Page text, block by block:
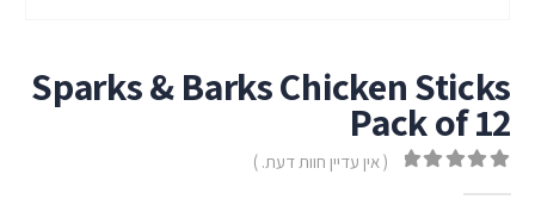
Sparks & Barks Chicken Sticks
Pack of 12
( אין עדיין חוות דעת. )